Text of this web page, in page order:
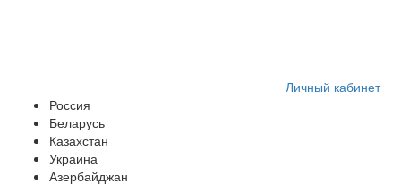
Личный кабинет
Россия
Беларусь
Казахстан
Украина
Азербайджан